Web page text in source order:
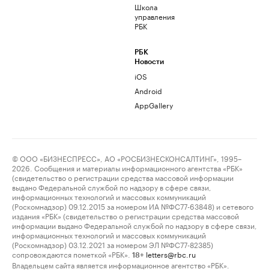
Школа
управления
РБК
РБК
Новости
iOS
Android
AppGallery
© ООО «БИЗНЕСПРЕСС», АО «РОСБИЗНЕСКОНСАЛТИНГ», 1995–
2026. Сообщения и материалы информационного агентства «РБК»
(свидетельство о регистрации средства массовой информации
выдано Федеральной службой по надзору в сфере связи,
информационных технологий и массовых коммуникаций
(Роскомнадзор) 09.12.2015 за номером ИА №ФС77-63848) и сетевого
издания «РБК» (свидетельство о регистрации средства массовой
информации выдано Федеральной службой по надзору в сфере связи,
информационных технологий и массовых коммуникаций
(Роскомнадзор) 03.12.2021 за номером ЭЛ №ФС77-82385)
сопровождаются пометкой «РБК».
18+ letters@rbc.ru
Владельцем сайта является информационное агентство «РБК».